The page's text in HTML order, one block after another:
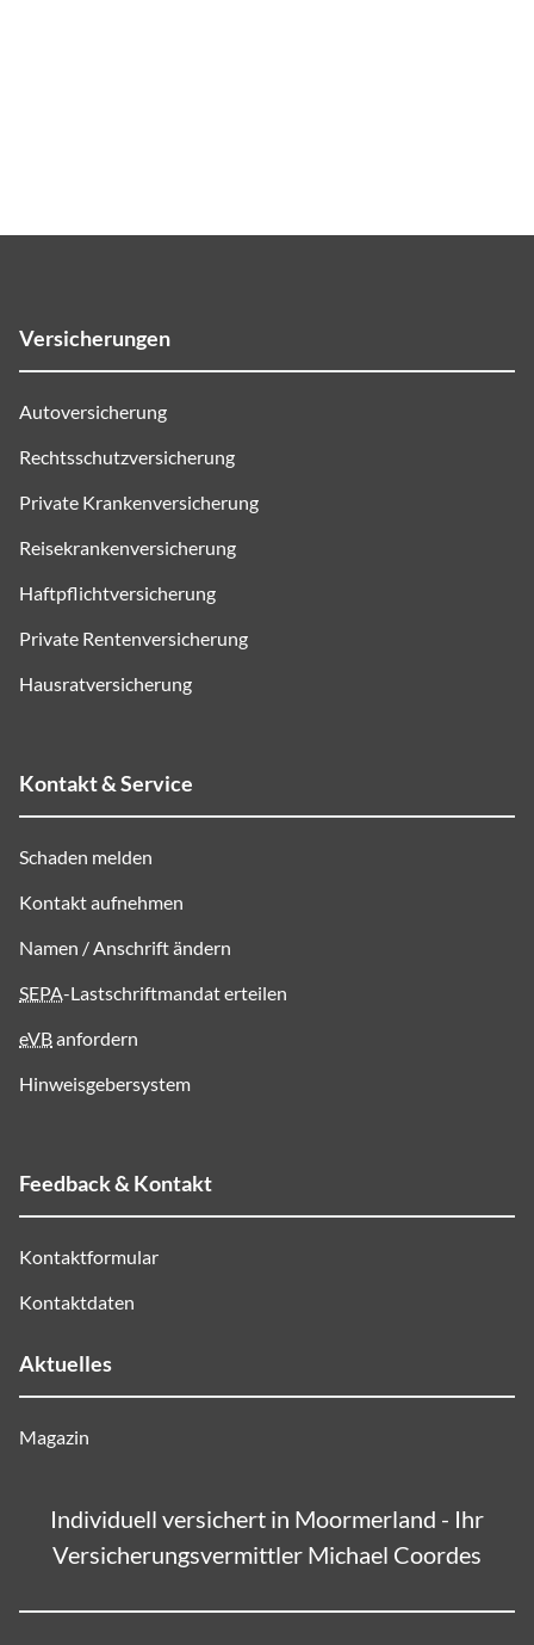
Versicherungen
Autoversicherung
Rechtsschutzversicherung
Private Krankenversicherung
Reisekrankenversicherung
Haftpflichtversicherung
Private Rentenversicherung
Hausratversicherung
Kontakt & Service
Schaden melden
Kontakt aufnehmen
Namen / Anschrift ändern
SEPA-Lastschriftmandat erteilen
eVBanfordern
Hinweisgebersystem
Feedback & Kontakt
Kontaktformular
Kontaktdaten
Aktuelles
Magazin
Individuell versichert in Moormerland - Ihr
Versicherungsvermittler Michael Coordes